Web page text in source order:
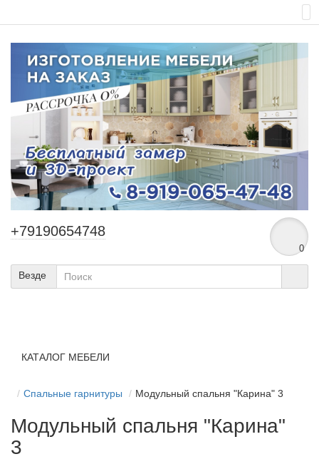
+79190654748
0
Везде
КАТАЛОГ МЕБЕЛИ
Спальные гарнитуры Модульный спальня "Карина" 3
Модульный спальня "Карина"
3